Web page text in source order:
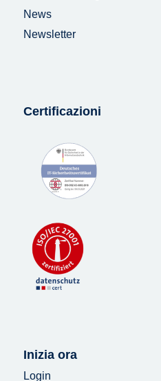
News
Newsletter
Certificazioni
Inizia ora
Login